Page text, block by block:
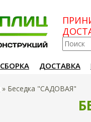
СБОРКА ДОСТАВКА
» Беседка "САДОВАЯ"